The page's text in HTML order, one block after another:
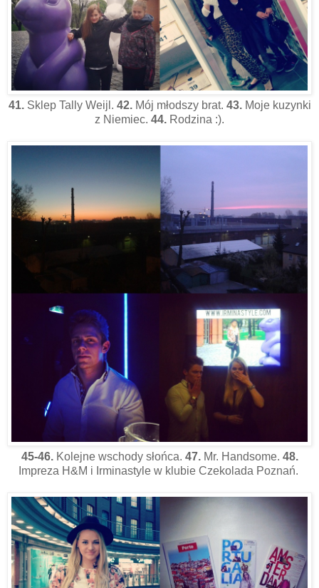
41.Sklep Tally Weijl. 42.Mój młodszy brat. 43.Moje kuzynki
z Niemiec. 44. Rodzina :).
45-46.Kolejne wschody słońca. 47.Mr. Handsome. 48.
Impreza H&M i Irminastyle w klubie Czekolada Poznań.